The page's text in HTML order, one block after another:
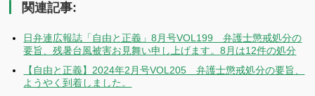
関連記事:
日弁連広報誌「自由と正義」8月号VOL199 弁護士懲戒処分の
要旨、残暑台風被害お見舞い申し上げます。8月は12件の処分
【自由と正義】2024年2月号VOL205 弁護士懲戒処分の要旨、
ようやく到着しました。